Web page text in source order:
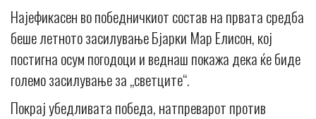
Најефикасен во победничкиот состав на првата средба
беше летното засилување Бјарки Мар Елисон, кој
постигна осум погодоци и веднаш покажа дека ќе биде
големо засилување за „светците“.
Покрај убедливата победа, натпреварот против